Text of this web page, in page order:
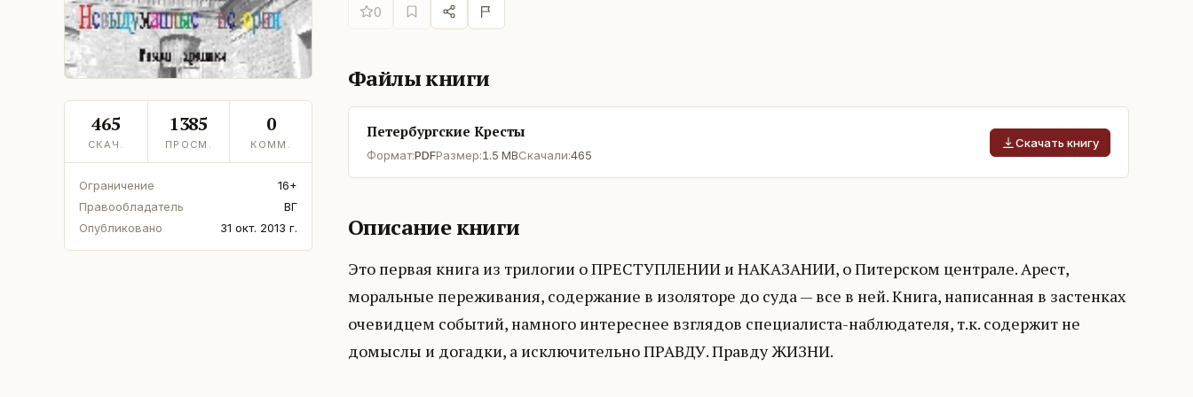
465
СКАЧ.
1385
ПРОСМ.
0
КОММ.
Ограничение
16+
Правообладатель
ВГ
Опубликовано
31 окт. 2013 г.
0
Файлы книги
Петербургские Кресты
Формат:PDFРазмер:1.5 MBСкачали:465
Скачать книгу
Описание книги
Это первая книга из трилогии о ПРЕСТУПЛЕНИИ и НАКАЗАНИИ, о Питерском централе. Арест,
моральные переживания, содержание в изоляторе до суда — все в ней. Книга, написанная в застенках
очевидцем событий, намного интереснее взглядов специалиста-наблюдателя, т.к. содержит не
домыслы и догадки, а исключительно ПРАВДУ. Правду ЖИЗНИ.